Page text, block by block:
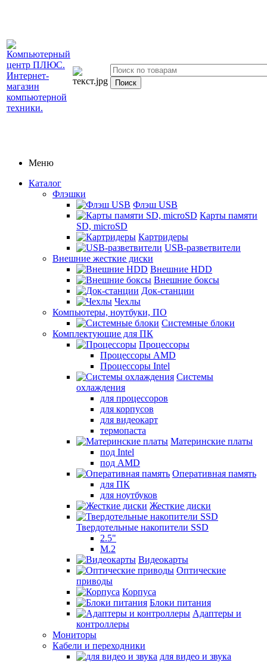
Меню
Каталог
Флэшки
Флэш USB
Карты памяти
SD, microSD
Картридеры
USB-разветвители
Внешние жесткие диски
Внешние HDD
Внешние боксы
Док-станции
Чехлы
Компьютеры, ноутбуки, ПО
Системные блоки
Комплектующие для ПК
Процессоры
Процессоры AMD
Процессоры Intel
Системы
охлаждения
для процессоров
для корпусов
для видеокарт
термопаста
Материнские платы
под Intel
под AMD
Оперативная память
для ПК
для ноутбуков
Жесткие диски
Твердотельные накопители SSD
2.5"
M.2
Видеокарты
Оптические
приводы
Корпуса
Блоки питания
Адаптеры и
контроллеры
Мониторы
Кабели и переходники
для видео и звука